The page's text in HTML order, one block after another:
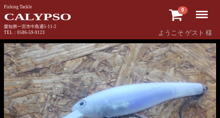
Fishing Tackle
CALYPSO
愛知県一宮市中島通5-11-2
TEL：0586-59-9123
0
ようこそ ゲスト 様
Menu